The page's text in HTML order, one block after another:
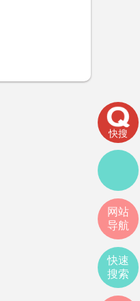
快搜
网站
导航
快速
搜索